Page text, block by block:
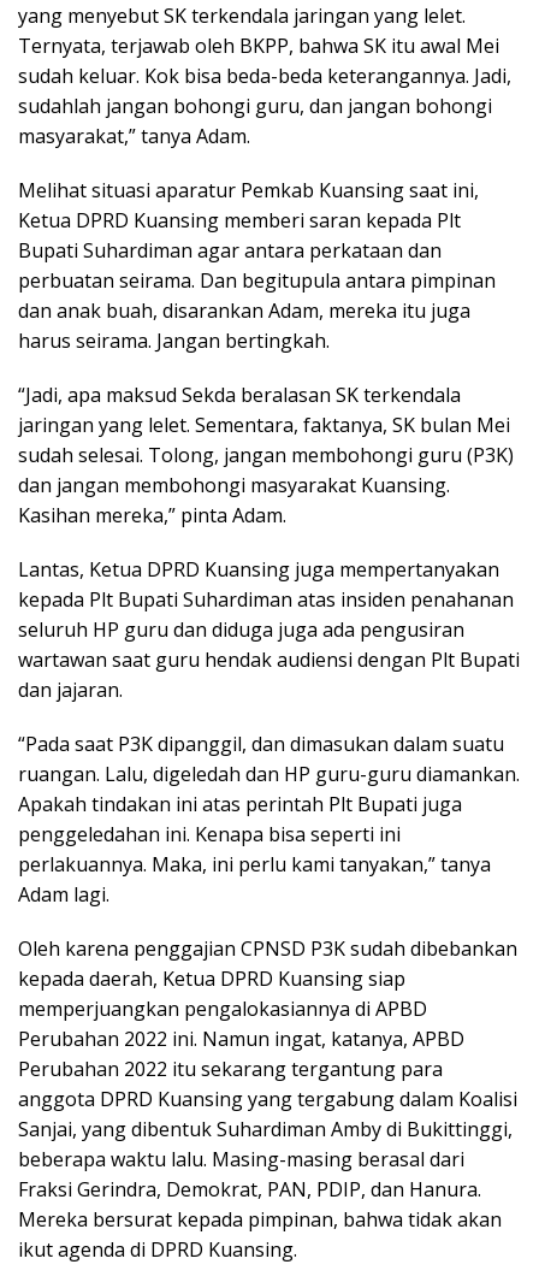
yang menyebut SK terkendala jaringan yang lelet.
Ternyata, terjawab oleh BKPP, bahwa SK itu awal Mei
sudah keluar. Kok bisa beda-beda keterangannya. Jadi,
sudahlah jangan bohongi guru, dan jangan bohongi
masyarakat,” tanya Adam.
Melihat situasi aparatur Pemkab Kuansing saat ini,
Ketua DPRD Kuansing memberi saran kepada Plt
Bupati Suhardiman agar antara perkataan dan
perbuatan seirama. Dan begitupula antara pimpinan
dan anak buah, disarankan Adam, mereka itu juga
harus seirama. Jangan bertingkah.
“Jadi, apa maksud Sekda beralasan SK terkendala
jaringan yang lelet. Sementara, faktanya, SK bulan Mei
sudah selesai. Tolong, jangan membohongi guru (P3K)
dan jangan membohongi masyarakat Kuansing.
Kasihan mereka,” pinta Adam.
Lantas, Ketua DPRD Kuansing juga mempertanyakan
kepada Plt Bupati Suhardiman atas insiden penahanan
seluruh HP guru dan diduga juga ada pengusiran
wartawan saat guru hendak audiensi dengan Plt Bupati
dan jajaran.
“Pada saat P3K dipanggil, dan dimasukan dalam suatu
ruangan. Lalu, digeledah dan HP guru-guru diamankan.
Apakah tindakan ini atas perintah Plt Bupati juga
penggeledahan ini. Kenapa bisa seperti ini
perlakuannya. Maka, ini perlu kami tanyakan,” tanya
Adam lagi.
Oleh karena penggajian CPNSD P3K sudah dibebankan
kepada daerah, Ketua DPRD Kuansing siap
memperjuangkan pengalokasiannya di APBD
Perubahan 2022 ini. Namun ingat, katanya, APBD
Perubahan 2022 itu sekarang tergantung para
anggota DPRD Kuansing yang tergabung dalam Koalisi
Sanjai, yang dibentuk Suhardiman Amby di Bukittinggi,
beberapa waktu lalu. Masing-masing berasal dari
Fraksi Gerindra, Demokrat, PAN, PDIP, dan Hanura.
Mereka bersurat kepada pimpinan, bahwa tidak akan
ikut agenda di DPRD Kuansing.